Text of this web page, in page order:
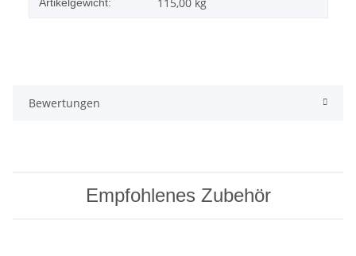
Bewertungen
Empfohlenes Zubehör